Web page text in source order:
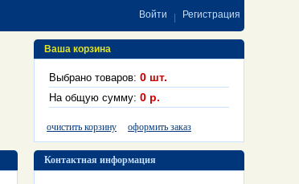
Войти Регистрация
Ваша корзина
Выбрано товаров: 0 шт.
На общую сумму: 0 р.
очистить корзину оформить заказ
Контактная информация